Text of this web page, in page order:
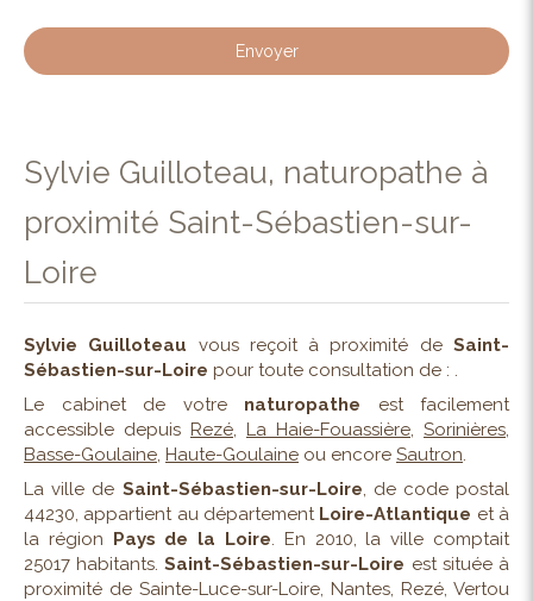
Envoyer
Sylvie Guilloteau, naturopathe à
proximité Saint-Sébastien-sur-
Loire
Sylvie Guilloteau vous reçoit à proximité deSaint-
Sébastien-sur-Loire pour toute consultation de : .
Le cabinet de votre naturopathe est facilement
accessible depuis Rezé, La Haie-Fouassière, Sorinières,
Basse-Goulaine, Haute-Goulaine ou encore Sautron.
La ville de Saint-Sébastien-sur-Loire, de code postal
44230, appartient au département Loire-Atlantique et à
la région Pays de la Loire. En 2010, la ville comptait
25017 habitants.Saint-Sébastien-sur-Loire est située à
proximité de Sainte-Luce-sur-Loire, Nantes, Rezé, Vertou